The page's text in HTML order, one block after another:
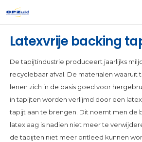
Latexvrije backing
De tapijtindustrie produceert jaarlijks
recyclebaar afval. De materialen waaruit
lenen zich in de basis goed voor
in tapijten worden verlijmd door een
tapijt aan te brengen. Dit noemt men de
latexlaag is nadien niet meer te
de tapijten niet meer ontleed kunnen